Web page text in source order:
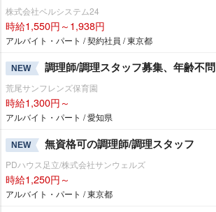
株式会社ベルシステム24
時給1,550円～1,938円
アルバイト・パート / 契約社員 / 東京都
NEW 調理師/調理スタッフ募集、年齢不問
荒尾サンフレンズ保育園
時給1,300円～
アルバイト・パート / 愛知県
NEW 無資格可の調理師/調理スタッフ
PDハウス足立/株式会社サンウェルズ
時給1,250円～
アルバイト・パート / 東京都